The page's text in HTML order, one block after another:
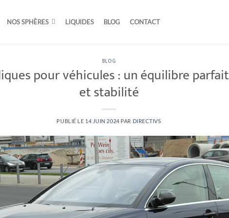
NOS SPHÈRES LIQUIDES BLOG CONTACT
BLOG
pour véhicules : un équilibre
et stabilité
PUBLIÉ LE 14 JUIN 2024 PAR DIRECTIVS